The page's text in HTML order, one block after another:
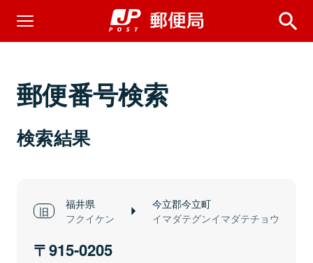
郵便番号検索
検索結果
福井県
フクイケン
今立郡今立町
イマダテグンイマダテチョウ
915-0205